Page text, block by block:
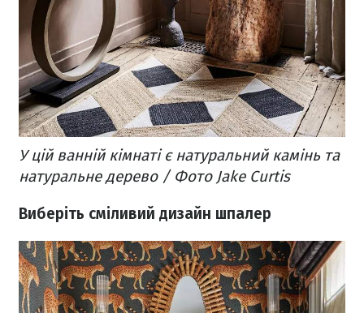
У цій ванній кімнаті є натуральний камінь та
натуральне дерево / Фото Jake Curtis
Виберіть сміливий дизайн шпалер